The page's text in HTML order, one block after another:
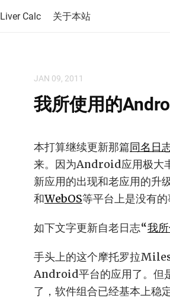
Liver Calc 关于本站
JAN 09, 2011
我所使用的
本打算继续更新那篇同名日
来。因为Android应用极大
新应用的出现和老应用的升
和WebOS等平台上是没有
如下文字更新自老日志“我
手头上的这个摩托罗拉
Android平台的应用了。但
了，软件组合已经基本上稳